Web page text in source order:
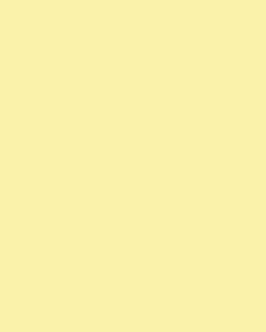
В скором времени мы снова
поблизости. Когда мы пошли
большое бледное
"Кожекрад". Мы попытались
увидели как эта тварь
девушки, которую мы
бил существо по голове
чтобы оно не смогло
кинуло Эндрю через весь
рукой, а мне досталось по
и Рида, а его лом пролетел
поднимался на ноги. Джесс
прыгнула на существо и
избивать. Тварь тут же